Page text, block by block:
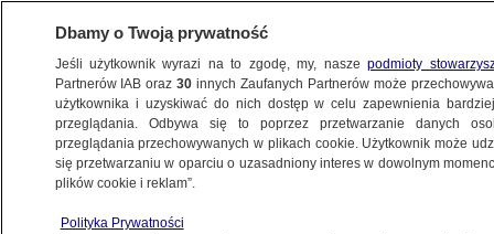
METEO
NAJNOWSZE
Dbamy o Twoją prywatność
Jeśli użytkownik wyrazi na to zgodę, my, naszepodmioty
Partnerów IAB oraz30 innych Zaufanych Partnerów może
użytkownika i uzyskiwać do nich dostęp w celu zapewnienia
przeglądania. Odbywa się to poprzez przetwarzanie danych
przeglądania przechowywanych w plikach cookie. Użytkownik może
się przetwarzaniu w oparciu o uzasadniony interes w dowolnym
plików cookie i reklam”.
Polityka Prywatności